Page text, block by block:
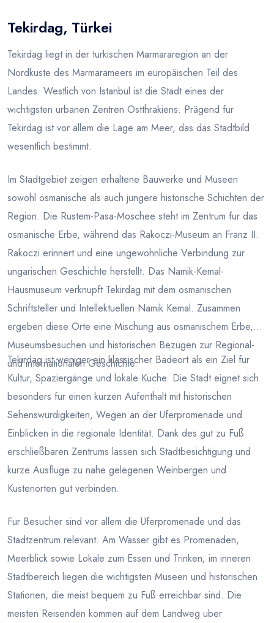
Blog
Tekirdag, Türkei
Tekirdag liegt in der turkischen Marmararegion an der
Nordkuste des Marmarameers im europäischen Teil des
Landes. Westlich von Istanbul ist die Stadt eines der
wichtigsten urbanen Zentren Ostthrakiens. Prägend fur
Tekirdag ist vor allem die Lage am Meer, das das Stadtbild
wesentlich bestimmt.
Im Stadtgebiet zeigen erhaltene Bauwerke und Museen
sowohl osmanische als auch jungere historische Schichten der
Region. Die Rustem-Pasa-Moschee steht im Zentrum fur das
osmanische Erbe, während das Rakoczi-Museum an Franz II.
Rakoczi erinnert und eine ungewohnliche Verbindung zur
ungarischen Geschichte herstellt. Das Namik-Kemal-
Hausmuseum verknupft Tekirdag mit dem osmanischen
Schriftsteller und Intellektuellen Namik Kemal. Zusammen
ergeben diese Orte eine Mischung aus osmanischem Erbe,
Museumsbesuchen und historischen Bezugen zur Regional-
und internationalen Geschichte.
Tekirdag ist weniger ein klassischer Badeort als ein Ziel fur
Kultur, Spaziergänge und lokale Kuche. Die Stadt eignet sich
besonders fur einen kurzen Aufenthalt mit historischen
Sehenswurdigkeiten, Wegen an der Uferpromenade und
Einblicken in die regionale Identität. Dank des gut zu Fuß
erschließbaren Zentrums lassen sich Stadtbesichtigung und
kurze Ausfluge zu nahe gelegenen Weinbergen und
Kustenorten gut verbinden.
Fur Besucher sind vor allem die Uferpromenade und das
Stadtzentrum relevant. Am Wasser gibt es Promenaden,
Meerblick sowie Lokale zum Essen und Trinken; im inneren
Stadtbereich liegen die wichtigsten Museen und historischen
Stationen, die meist bequem zu Fuß erreichbar sind. Die
meisten Reisenden kommen auf dem Landweg uber